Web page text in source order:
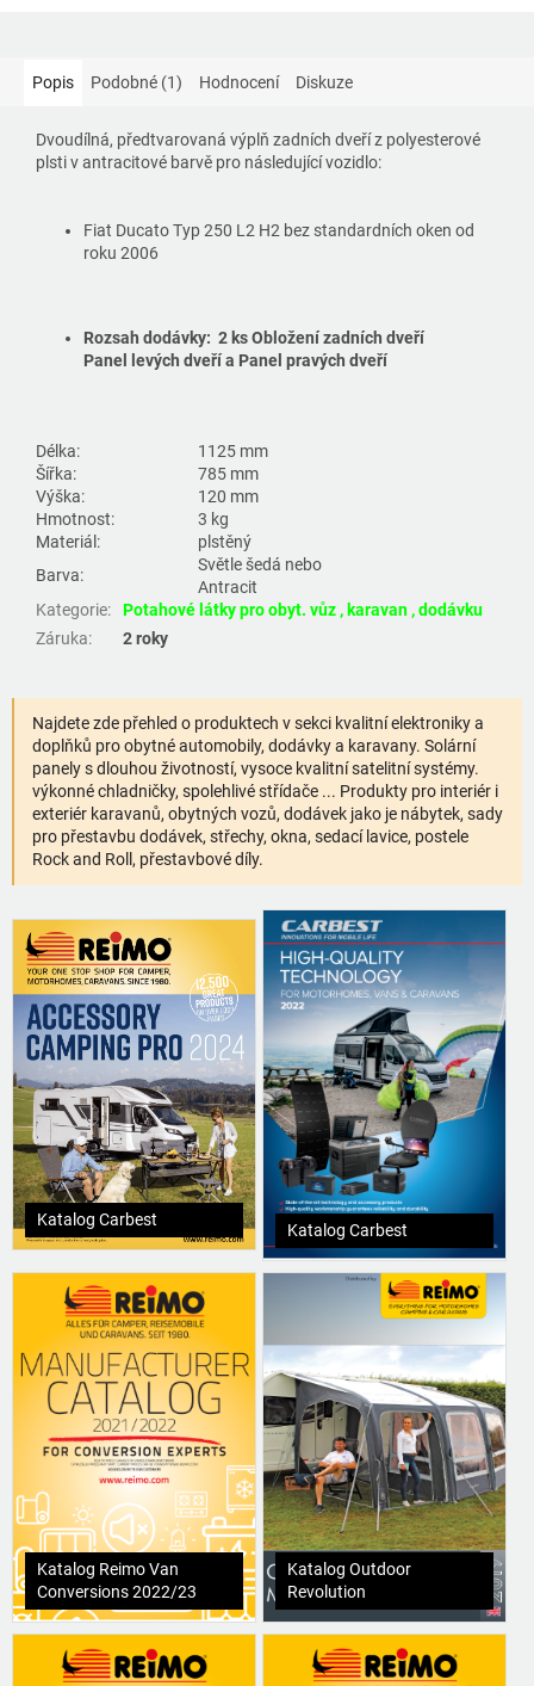
Popis Podobné (1) Hodnocení Diskuze
Dvoudílná, předtvarovaná výplň zadních dveří z polyesterové
plsti v antracitové barvě pro následující vozidlo:
Fiat Ducato Typ 250 L2 H2 bez standardních oken od
roku 2006
Rozsah dodávky: 2 ks Obložení zadních dveří
Panel levých dveří a Panel pravých dveří
Délka:
1125 mm
Šířka:
785 mm
Výška:
120 mm
Hmotnost:
3 kg
Materiál:
plstěný
Barva:
Světle šedá nebo
Antracit
Kategorie:
Potahové látky pro obyt. vůz , karavan , dodávku
Záruka: 2 roky
Najdete zde přehled o produktech v sekci kvalitní elektroniky a
doplňků pro obytné automobily, dodávky a karavany. Solární
panely s dlouhou životností, vysoce kvalitní satelitní systémy.
výkonné chladničky, spolehlivé střídače ... Produkty pro interiér i
exteriér karavanů, obytných vozů, dodávek jako je nábytek, sady
pro přestavbu dodávek, střechy, okna, sedací lavice, postele
Rock and Roll, přestavbové díly.
Katalog Carbest
Katalog Carbest
Katalog Reimo Van
Conversions 2022/23
Katalog Outdoor
Revolution